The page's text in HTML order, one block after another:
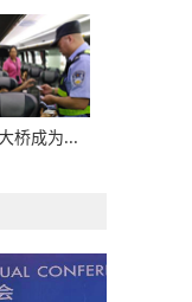
桥成为...